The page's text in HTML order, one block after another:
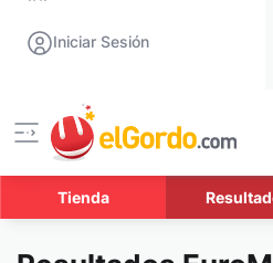
Iniciar Sesión
Tienda